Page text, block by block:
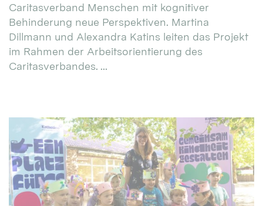
Caritasverband Menschen mit kognitiver
Behinderung neue Perspektiven. Martina
Dillmann und Alexandra Katins leiten das Projekt
im Rahmen der Arbeitsorientierung des
Caritasverbandes. ...